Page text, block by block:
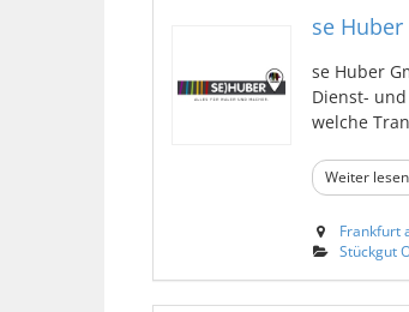
se Huber
se Huber
Dienst-
welche
Weiter lesen
Frankfurt
Stückgut